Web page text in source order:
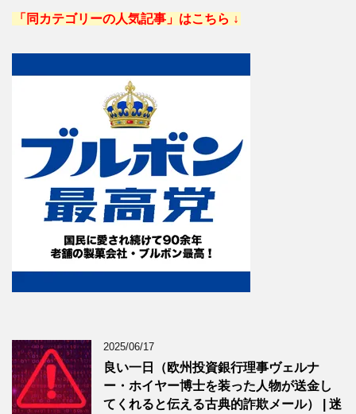
「同カテゴリーの人気記事」はこちら ↓
2025/06/17
良い一日（欧州投資銀行理事ヴェルナ
ー・ホイヤー博士を装った人物が送金し
てくれると伝える古典的詐欺メール） | 迷